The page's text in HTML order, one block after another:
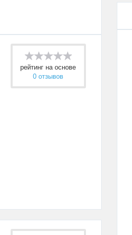
рейтинг на основе
0 отзывов